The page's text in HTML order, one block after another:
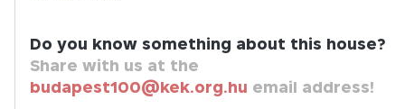
Do you know something about this house?
Share with us at the
budapest100@kek.org.hu email address!